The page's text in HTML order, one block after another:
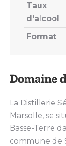
Domaine
La Distillerie
Marsolle, se
Basse-Terre
commune de
Taux
d'alcool
Format